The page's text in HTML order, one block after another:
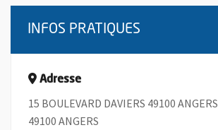
INFOS PRATIQUES
Adresse
15 BOULEVARD DAVIERS 49100 ANGERS
49100 ANGERS